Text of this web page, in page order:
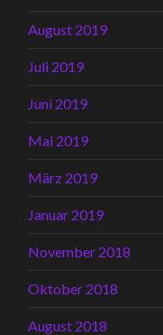
August 2019
Juli 2019
Juni 2019
Mai 2019
März 2019
Januar 2019
November 2018
Oktober 2018
August 2018